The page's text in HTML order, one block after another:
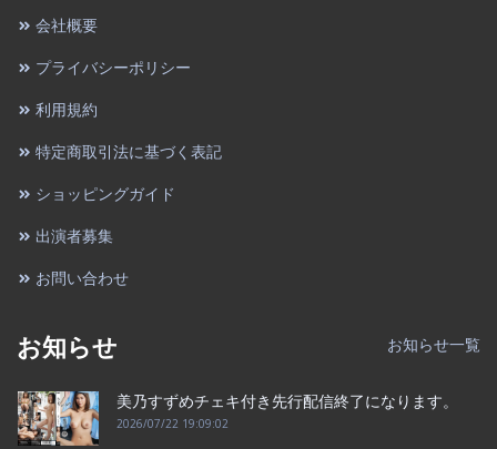
会社概要
プライバシーポリシー
利用規約
特定商取引法に基づく表記
ショッピングガイド
出演者募集
お問い合わせ
お知らせ お知らせ一覧
美乃すずめチェキ付き先行配信終了になります。
2026/07/22 19:09:02